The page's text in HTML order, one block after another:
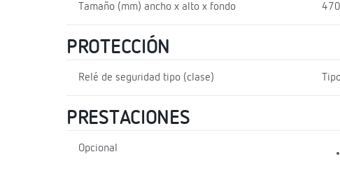
Tamaño (mm) ancho x alto x fondo
PROTECCIÓN
Relé de seguridad tipo (clase)
PRESTACIONES
Opcional